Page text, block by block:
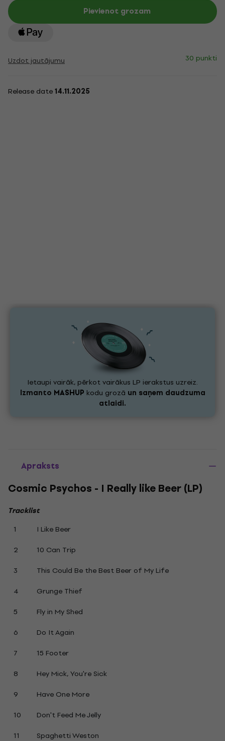
Pievienot grozam
Uzdot jautājumu 30 punkti
Release date14.11.2025
Ietaupi vairāk, pērkot vairākus LP ierakstus uzreiz.
Izmanto MASHUP kodu grozā un saņem daudzuma
atlaidi.
Apraksts
Cosmic Psychos - I Really like Beer (LP)
Tracklist
1
I Like Beer
2
10 Can Trip
3
This Could Be the Best Beer of My Life
4
Grunge Thief
5
Fly in My Shed
6
Do It Again
7
15 Footer
8
Hey Mick, You're Sick
9
Have One More
10
Don't Feed Me Jelly
11
Spaghetti Weston